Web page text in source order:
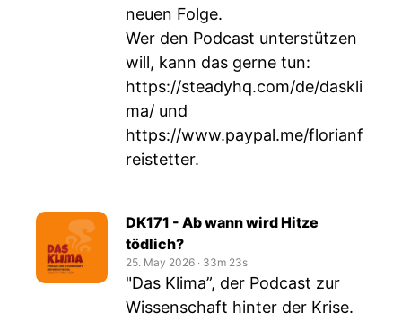
neuen Folge.
Wer den Podcast unterstützen
will, kann das gerne tun:
https://steadyhq.com/de/daskli
ma/ und
https://www.paypal.me/florianf
reistetter.
DK171 - Ab wann wird Hitze
tödlich?
25. May 2026 ‧ 33m 23s
"Das Klima”, der Podcast zur
Wissenschaft hinter der Krise.